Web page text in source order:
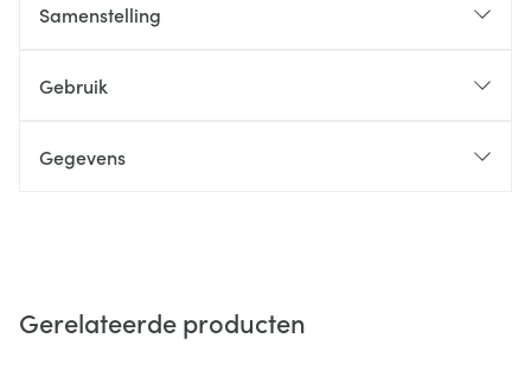
Samenstelling
Gebruik
Gegevens
Gerelateerde producten